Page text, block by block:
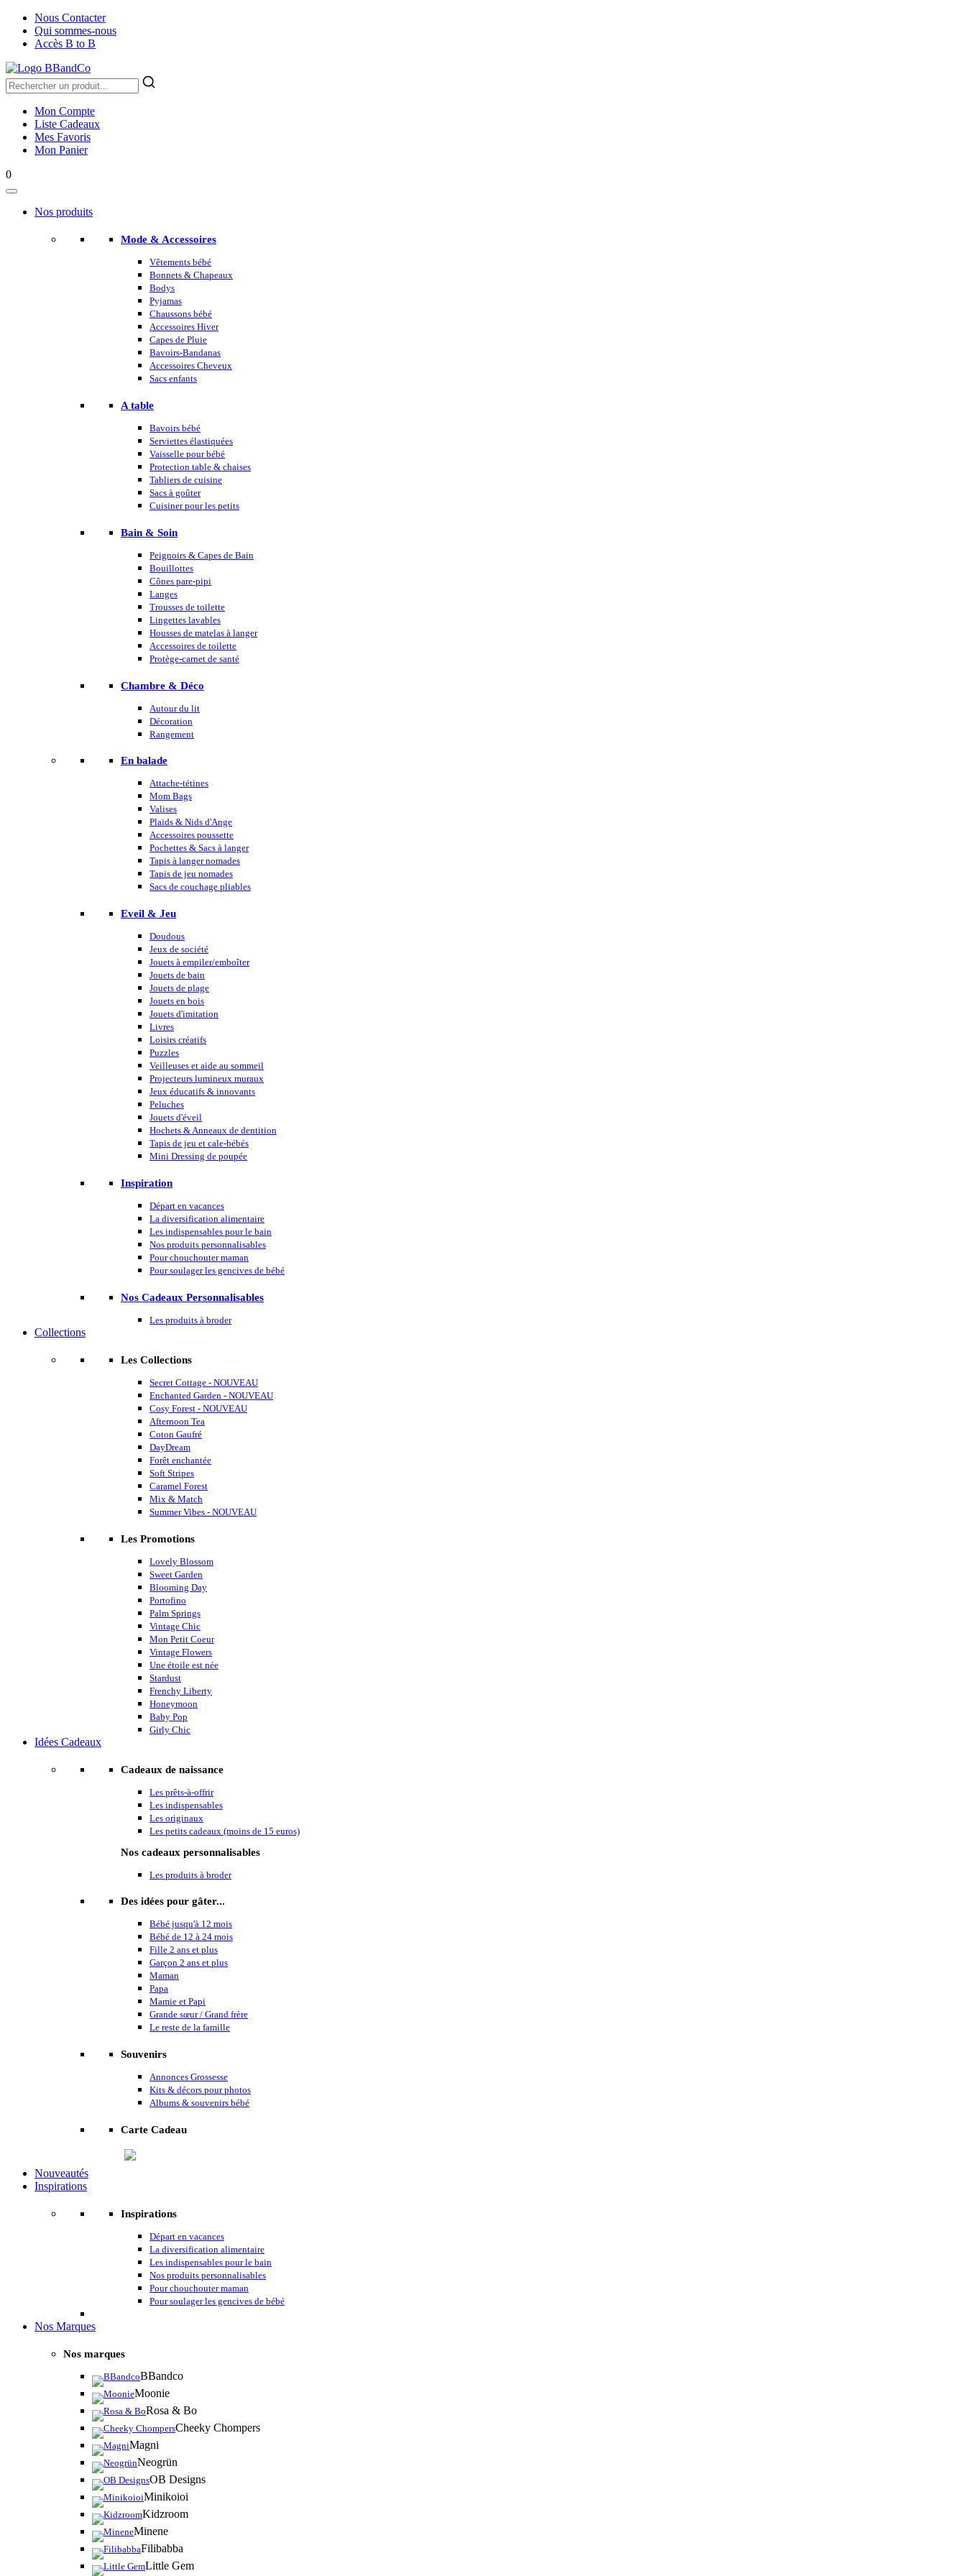
Nous Contacter
Qui sommes-nous
Accès B to B
Mon Compte
Liste Cadeaux
Mes Favoris
Mon Panier
0
Nos produits
Mode & Accessoires
Vêtements bébé
Bonnets & Chapeaux
Bodys
Pyjamas
Chaussons bébé
Accessoires Hiver
Capes de Pluie
Bavoirs-Bandanas
Accessoires Cheveux
Sacs enfants
A table
Bavoirs bébé
Serviettes élastiquées
Vaisselle pour bébé
Protection table & chaises
Tabliers de cuisine
Sacs à goûter
Cuisiner pour les petits
Bain & Soin
Peignoirs & Capes de Bain
Bouillottes
Cônes pare-pipi
Langes
Trousses de toilette
Lingettes lavables
Housses de matelas à langer
Accessoires de toilette
Protège-carnet de santé
Chambre & Déco
Autour du lit
Décoration
Rangement
En balade
Attache-tétines
Mom Bags
Valises
Plaids & Nids d'Ange
Accessoires poussette
Pochettes & Sacs à langer
Tapis à langer nomades
Tapis de jeu nomades
Sacs de couchage pliables
Eveil & Jeu
Doudous
Jeux de société
Jouets à empiler/emboîter
Jouets de bain
Jouets de plage
Jouets en bois
Jouets d'imitation
Livres
Loisirs créatifs
Puzzles
Veilleuses et aide au sommeil
Projecteurs lumineux muraux
Jeux éducatifs & innovants
Peluches
Jouets d'éveil
Hochets & Anneaux de dentition
Tapis de jeu et cale-bébés
Mini Dressing de poupée
Inspiration
Départ en vacances
La diversification alimentaire
Les indispensables pour le bain
Nos produits personnalisables
Pour chouchouter maman
Pour soulager les gencives de bébé
Nos Cadeaux Personnalisables
Les produits à broder
Collections
Les Collections
Secret Cottage - NOUVEAU
Enchanted Garden - NOUVEAU
Cosy Forest - NOUVEAU
Afternoon Tea
Coton Gaufré
DayDream
Forêt enchantée
Soft Stripes
Caramel Forest
Mix & Match
Summer Vibes - NOUVEAU
Les Promotions
Lovely Blossom
Sweet Garden
Blooming Day
Portofino
Palm Springs
Vintage Chic
Mon Petit Coeur
Vintage Flowers
Une étoile est née
Stardust
Frenchy Liberty
Honeymoon
Baby Pop
Girly Chic
Idées Cadeaux
Cadeaux de naissance
Les prêts-à-offrir
Les indispensables
Les originaux
Les petits cadeaux (moins de 15 euros)
Nos cadeaux personnalisables
Les produits à broder
Des idées pour gâter...
Bébé jusqu'à 12 mois
Bébé de 12 à 24 mois
Fille 2 ans et plus
Garçon 2 ans et plus
Maman
Papa
Mamie et Papi
Grande sœur / Grand frère
Le reste de la famille
Souvenirs
Annonces Grossesse
Kits & décors pour photos
Albums & souvenirs bébé
Carte Cadeau
Nouveautés
Inspirations
Inspirations
Départ en vacances
La diversification alimentaire
Les indispensables pour le bain
Nos produits personnalisables
Pour chouchouter maman
Pour soulager les gencives de bébé
Nos Marques
Nos marques
BBandco
Moonie
Rosa & Bo
Cheeky Chompers
Magni
Neogrün
OB Designs
Minikoioi
Kidzroom
Minene
Filibabba
Little Gem